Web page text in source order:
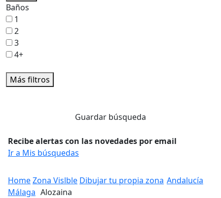
Baños
1
2
3
4+
Más filtros
Guardar búsqueda
Recibe alertas con las novedades por email
Ir a Mis búsquedas
HomeZona Vislble Dibujar tu propia zona Andalucía
Málaga Alozaina